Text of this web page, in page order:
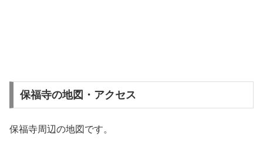
保福寺の地図・アクセス
保福寺周辺の地図です。